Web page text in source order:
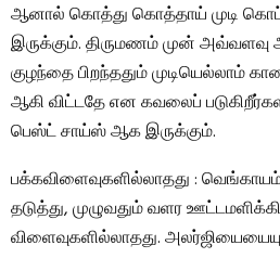
ஆனால் கொத்து கொத்தாய் முடி
இருக்கும். திருமணம் முன் அவ்வளவு
குழந்தை பிறந்ததும் முடியெல்லாம்
ஆகி விட்டதே என கவலைப்
பெஸ்ட் சாய்ஸ் ஆக இருக்கும்.
பக்கவிளைவுகளில்லாதது :
தடுத்து, முழுவதும் வளர
விளைவுகளில்லாதது.